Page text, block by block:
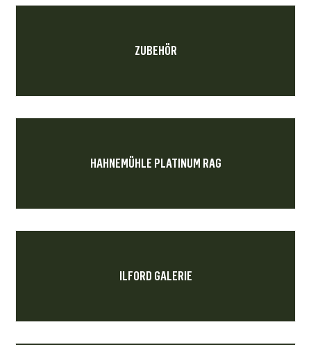
ZUBEHÖR
HAHNEMÜHLE PLATINUM RAG
ILFORD GALERIE